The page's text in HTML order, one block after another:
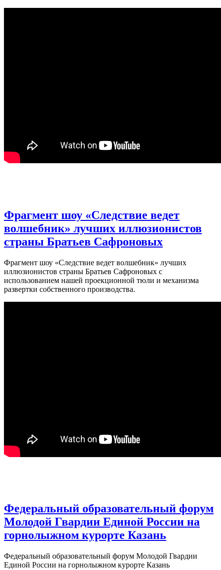
Фрагмент шоу «Следствие ведет
волшебник» лучших иллюзионистов
страны Братьев Сафроновых
Фрагмент шоу «Следствие ведет волшебник» лучших
иллюзионистов страны Братьев Сафроновых с
использованием нашей проекционной тюли и механизма
развертки собственного производства.
Федеральный образовательный форум
Молодой Гвардии Единой России на
горнолыжном курорте Казань
Федеральный образовательный форум Молодой Гвардии
Единой России на горнолыжном курорте Казань